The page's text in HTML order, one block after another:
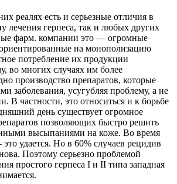
реалях есть и серьезные отличия в
лечения герпеса, так и любых других
фарм. компании это — огромные
на монополизацию
потребление их продукции
во многих случаях им более
производство препаратов, которые
заболевания, усугубляя проблему, а не
В частности, это относиться и к борьбе
день существует огромное
позволяющих быстро решить
высыпаниями на коже. Во время
удается. Но в 60% случаев рецидив
Поэтому серьезно проблемой
простого герпеса I и II типа западная